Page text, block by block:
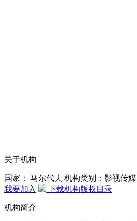
关于机构
国家： 马尔代夫 机构类别：影视传媒
我要加入
下载机构版权目录
机构简介